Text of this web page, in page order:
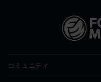
コミュニティ